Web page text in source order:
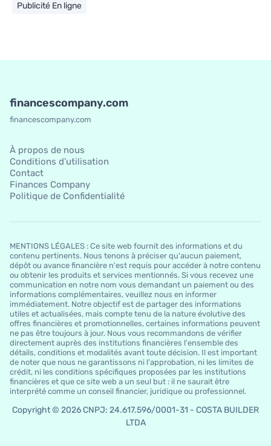
Publicité En ligne
financescompany.com
financescompany.com
À propos de nous
Conditions d’utilisation
Contact
Finances Company
Politique de Confidentialité
MENTIONS LÉGALES : Ce site web fournit des informations et du
contenu pertinents. Nous tenons à préciser qu'aucun paiement,
dépôt ou avance financière n'est requis pour accéder à notre contenu
ou obtenir les produits et services mentionnés. Si vous recevez une
communication en notre nom vous demandant un paiement ou des
informations complémentaires, veuillez nous en informer
immédiatement. Notre objectif est de partager des informations
utiles et actualisées, mais compte tenu de la nature évolutive des
offres financières et promotionnelles, certaines informations peuvent
ne pas être toujours à jour. Nous vous recommandons de vérifier
directement auprès des institutions financières l'ensemble des
détails, conditions et modalités avant toute décision. Il est important
de noter que nous ne garantissons ni l'approbation, ni les limites de
crédit, ni les conditions spécifiques proposées par les institutions
financières et que ce site web a un seul but : il ne saurait être
interprété comme un conseil financier, juridique ou professionnel.
Copyright © 2026 CNPJ: 24.617.596/0001-31 - COSTA BUILDER
LTDA